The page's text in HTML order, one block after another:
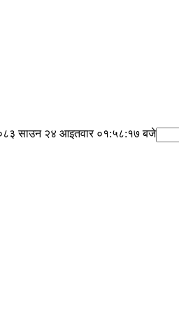
साउन २४ आइतवार ०१:५८:१७ बजे